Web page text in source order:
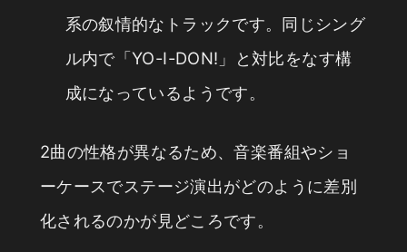
系の叙情的なトラックです。同じシング
ル内で「YO-I-DON!」と対比をなす構
成になっているようです。
2曲の性格が異なるため、音楽番組やショ
ーケースでステージ演出がどのように差別
化されるのかが見どころです。